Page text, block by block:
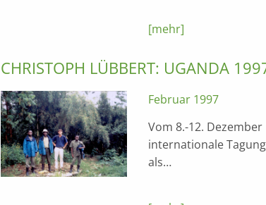
[mehr]
CHRISTOPH LÜBBERT: UGANDA
Februar 1997
Vom 8.-12.
internationale
als…